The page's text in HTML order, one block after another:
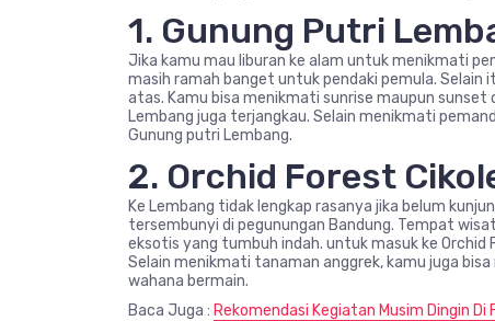
1. Gunung Putri
Jika kamu mau liburan ke alam untuk menikmati
masih ramah banget untuk pendaki pemula. Selain
atas. Kamu bisa menikmati sunrise maupun
Lembang juga terjangkau. Selain menikmati
Gunung putri Lembang.
2. Orchid Forest
Ke Lembang tidak lengkap rasanya jika belum
tersembunyi di pegunungan Bandung. Tempat
eksotis yang tumbuh indah. untuk masuk ke Orchid
Selain menikmati tanaman anggrek, kamu juga
wahana bermain.
Baca Juga : Rekomendasi Kegiatan Musim Dingin Di